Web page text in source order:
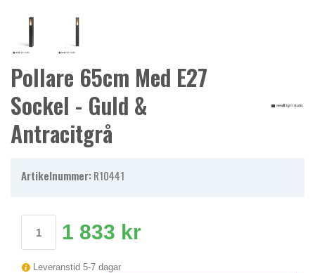
Pollare 65cm Med E27
Sockel - Guld &
Antracitgrå
Artikelnummer:R10441
1 833 kr
Leveranstid 5-7 dagar